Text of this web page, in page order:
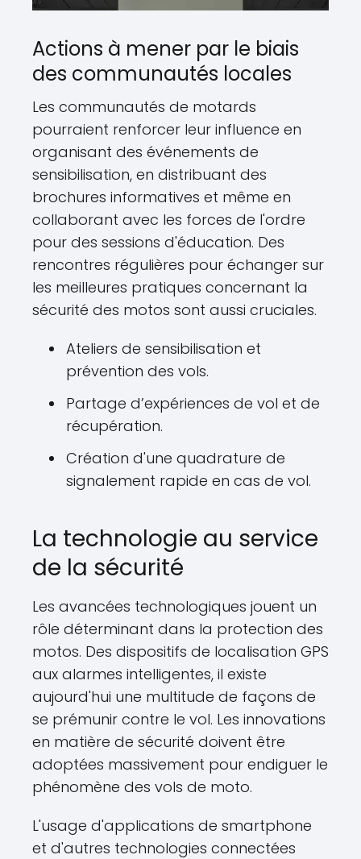
Actions à mener par le biais
des communautés locales
Les communautés de motards
pourraient renforcer leur influence en
organisant des événements de
sensibilisation, en distribuant des
brochures informatives et même en
collaborant avec les forces de l'ordre
pour des sessions d'éducation. Des
rencontres régulières pour échanger sur
les meilleures pratiques concernant la
sécurité des motos sont aussi cruciales.
Ateliers de sensibilisation et
prévention des vols.
Partage d’expériences de vol et de
récupération.
Création d'une quadrature de
signalement rapide en cas de vol.
La technologie au service
de la sécurité
Les avancées technologiques jouent un
rôle déterminant dans la protection des
motos. Des dispositifs de localisation GPS
aux alarmes intelligentes, il existe
aujourd'hui une multitude de façons de
se prémunir contre le vol. Les innovations
en matière de sécurité doivent être
adoptées massivement pour endiguer le
phénomène des vols de moto.
L'usage d'applications de smartphone
et d'autres technologies connectées